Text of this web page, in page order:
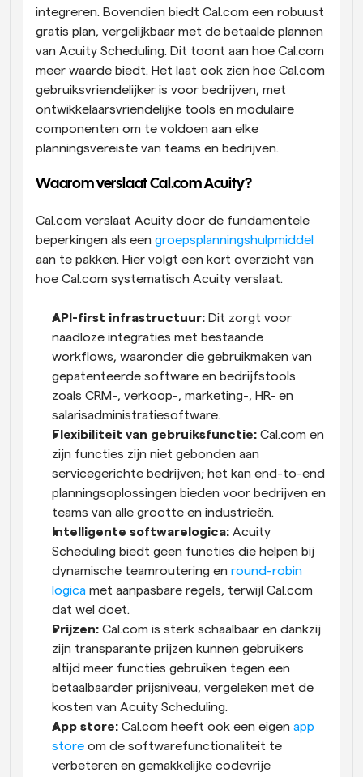
integreren. Bovendien biedt Cal.com een robuust
gratis plan, vergelijkbaar met de betaalde plannen
van Acuity Scheduling. Dit toont aan hoe Cal.com
meer waarde biedt. Het laat ook zien hoe Cal.com
gebruiksvriendelijker is voor bedrijven, met
ontwikkelaarsvriendelijke tools en modulaire
componenten om te voldoen aan elke
planningsvereiste van teams en bedrijven.
Waarom verslaat Cal.com Acuity?
Cal.com verslaat Acuity door de fundamentele
beperkingen als een groepsplanningshulpmiddel
aan te pakken. Hier volgt een kort overzicht van
hoe Cal.com systematisch Acuity verslaat.
API-first infrastructuur: Dit zorgt voor
naadloze integraties met bestaande
workflows, waaronder die gebruikmaken van
gepatenteerde software en bedrijfstools
zoals CRM-, verkoop-, marketing-, HR- en
salarisadministratiesoftware.
Flexibiliteit van gebruiksfunctie: Cal.com en
zijn functies zijn niet gebonden aan
servicegerichte bedrijven; het kan end-to-end
planningsoplossingen bieden voor bedrijven en
teams van alle grootte en industrieën.
Intelligente softwarelogica: Acuity
Scheduling biedt geen functies die helpen bij
dynamische teamroutering en round-robin
logica met aanpasbare regels, terwijl Cal.com
dat wel doet.
Prijzen: Cal.com is sterk schaalbaar en dankzij
zijn transparante prijzen kunnen gebruikers
altijd meer functies gebruiken tegen een
betaalbaarder prijsniveau, vergeleken met de
kosten van Acuity Scheduling.
App store: Cal.com heeft ook een eigen app
store om de softwarefunctionaliteit te
verbeteren en gemakkelijke codevrije